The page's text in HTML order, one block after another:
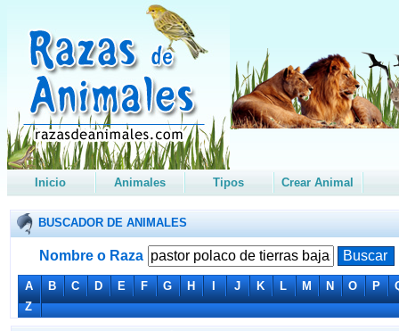
Inicio Animales Tipos Crear Animal
BUSCADOR DE ANIMALES
Nombre o Raza
A B C D E F G H I J K L M N O P
Z